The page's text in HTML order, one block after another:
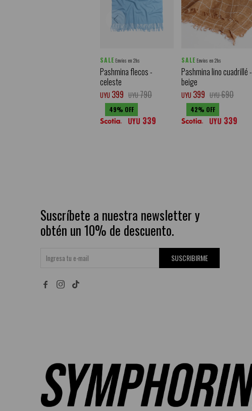
SALE Envíos en 2hs
Pashmina flecos -
celeste
UYU 399 UYU790
49
UYU 339
SALE Envíos en 2hs
Pashmina lino cuadrillé -
beige
UYU 399 UYU690
42
UYU 339
Suscríbete a nuestra newsletter y
obtén un 10% de descuento.
SUSCRIBIRME
 